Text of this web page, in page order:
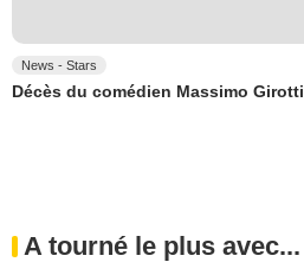
News - Stars
Décès du comédien Massimo Girotti
A tourné le plus avec...